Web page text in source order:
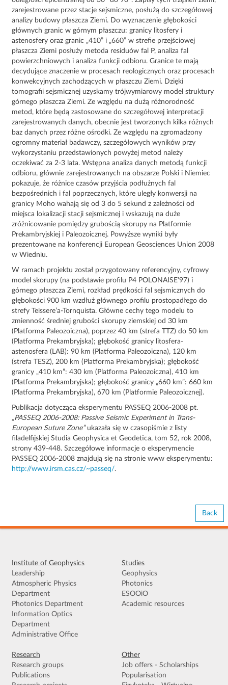
zarejestrowane przez stacje sejsmiczne, posłużą do szczegółowej
analizy budowy płaszcza Ziemi. Do wyznaczenie głębokości
głównych granic w górnym płaszczu: granicy litosfery i
astenosfery oraz granic „410” i „660” w strefie przejściowej
płaszcza Ziemi posłuży metoda residuów fal P, analiza fal
powierzchniowych i analiza funkcji odbioru. Granice te mają
decydujące znaczenie w procesach reologicznych oraz procesach
konwekcyjnych zachodzących w płaszczu Ziemi. Dzięki
tomografii sejsmicznej uzyskamy trójwymiarowy model struktury
górnego płaszcza Ziemi. Ze względu na dużą różnorodność
metod, które będą zastosowane do szczegółowej interpretacji
zarejestrowanych danych, obecnie jest tworzonych kilka różnych
baz danych przez różne ośrodki. Ze względu na zgromadzony
ogromny materiał badawczy, szczegółowych wyników przy
wykorzystaniu przedstawionych powyżej metod należy
oczekiwać za 2-3 lata. Wstępna analiza danych metodą funkcji
odbioru, głównie zarejestrowanych na obszarze Polski i Niemiec
pokazuje, że różnice czasów przyjścia podłużnych fal
bezpośrednich i fal poprzecznych, które uległy konwersji na
granicy Moho wahają się od 3 do 5 sekund z zależności od
miejsca lokalizacji stacji sejsmicznej i wskazują na duże
zróżnicowanie pomiędzy grubością skorupy na Platformie
Prekambryjskiej i Paleozoicznej. Powyższe wyniki były
prezentowane na konferencji European Geosciences Union 2008
w Wiedniu.
W ramach projektu został przygotowany referencyjny, cyfrowy
model skorupy (na podstawie profilu P4 POLONAISE’97) i
górnego płaszcza Ziemi, rozkład prędkości fal sejsmicznych do
głębokości 900 km wzdłuż głównego profilu prostopadłego do
strefy Teissere’a-Tornquista. Główne cechy tego modelu to
zmienność średniej grubości skorupy ziemskiej od 30 km
(Platforma Paleozoiczna), poprzez 40 km (strefa TTZ) do 50 km
(Platforma Prekambryjska); głębokość granicy litosfera-
astenosfera (LAB): 90 km (Platforma Paleozoiczna), 120 km
(strefa TESZ), 200 km (Platforma Prekambryjska); głębokość
granicy „410 km”: 430 km (Platforma Paleozoiczna), 410 km
(Platforma Prekambryjska); głębokość granicy „660 km”: 660 km
(Platforma Prekambryjska), 670 km (Platformie Paleozoicznej).
Publikacja dotycząca eksperymentu PASSEQ 2006-2008 pt.
„PASSEQ 2006-2008: Passive Seismic Experiment in Trans-
European Suture Zone” ukazała się w czasopiśmie z listy
filadelfijskiej Studia Geophysica et Geodetica, tom 52, rok 2008,
strony 439-448. Szczegółowe informacje o eksperymencie
PASSEQ 2006-2008 znajdują się na stronie www eksperymentu:
http://www.irsm.cas.cz/~passeq/.
Back
Institute of Geophysics
Leadership
Atmospheric Physics
Department
Photonics Department
Information Optics
Department
Administrative Office
Studies
Geophysics
Photonics
ESOOiO
Academic resources
Research
Research groups
Publications
Other
Job offers - Scholarships
Popularisation